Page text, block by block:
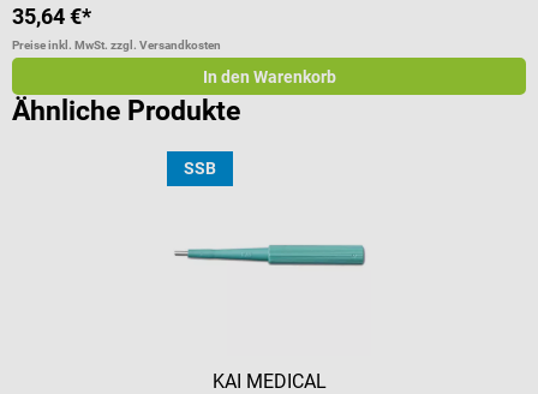
35,64 €*
Preise inkl. MwSt. zzgl. Versandkosten
In den Warenkorb
Ähnliche Produkte
SSB
KAI MEDICAL